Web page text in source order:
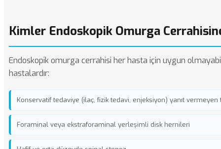
Kimler Endoskopik Omurga
Endoskopik omurga cerrahisi her hasta için uygun
hastalardır:
Konservatif tedaviye (ilaç, fizik tedavi, enjeksiyon) yanıt
Foraminal veya ekstraforaminal yerleşimli disk hernileri